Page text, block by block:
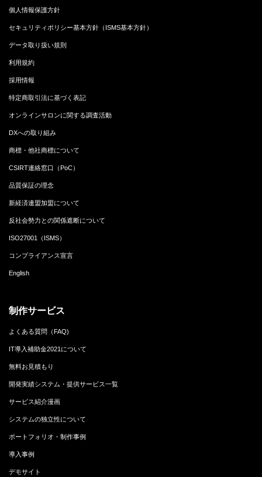
個人情報保護方針
セキュリティポリシー基本方針（ISMS基本方針）
データ取り扱い規則
利用規約
採用情報
特定商取引法に基づく表記
オンラインサロンに関する調査活動
DXへの取り組み
商標・他社商標について
CSIRT連絡窓口（PoC）
品質保証の理念
新経済連盟加盟について
反社会勢力との関係遮断について
ISO27001（ISMS）
コンプライアンス宣言
English
制作サービス
よくある質問（FAQ)
IT導入補助金2021について
無料お見積もり
開発実績システム・提供サービス一覧
サービス紹介漫画
システムの独立性について
ポートフォリオ・制作事例
導入事例
デモサイト